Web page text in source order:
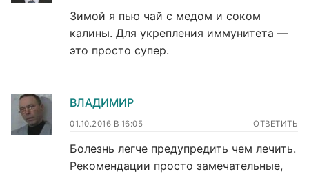
Зимой я пью чай с медом и соком
калины. Для укрепления иммунитета —
это просто супер.
ВЛАДИМИР
01.10.2016 В 16:05 ОТВЕТИТЬ
Болезнь легче предупредить чем лечить.
Рекомендации просто замечательные,